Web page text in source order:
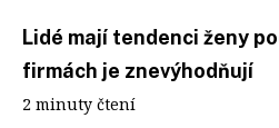
Lidé mají tendenci ženy
firmách je znevýhodňují
2 minuty čtení